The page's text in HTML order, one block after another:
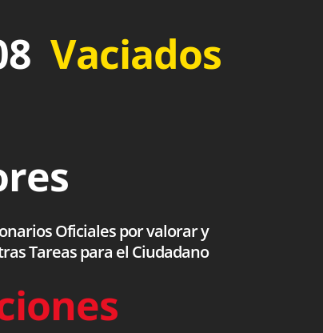
Vaciados
Oficiales por valorar y
Tareas para el Ciudadano